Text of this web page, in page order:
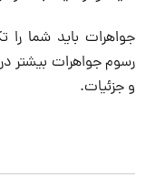
جواهرات باید شما را
رسوم جواهرات بیشتر
و جزئیات.